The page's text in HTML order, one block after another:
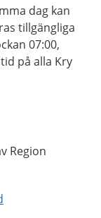
dag kan
tillgängliga
07:00,
på alla Kry
Region